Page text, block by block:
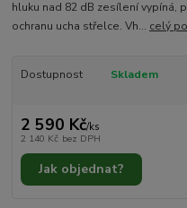
hluku nad 82 dB zesílení vypíná,
ochranu ucha střelce. Vh... celý
Dostupnost Skladem
2 590 Kč/ks
2 140 Kč bez DPH
Jak objednat?